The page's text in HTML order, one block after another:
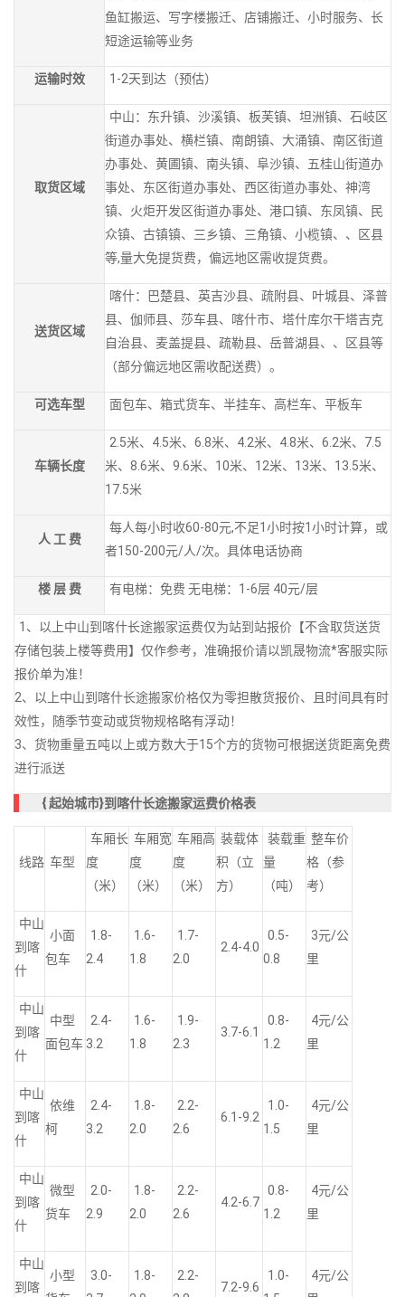
鱼缸搬运、写字楼搬迁、店铺搬迁、小时服务、长
短途运输等业务
运输时效 1-2天到达（预估）
取货区域
中山：东升镇、沙溪镇、板芙镇、坦洲镇、石岐区
街道办事处、横栏镇、南朗镇、大涌镇、南区街道
办事处、黄圃镇、南头镇、阜沙镇、五桂山街道办
事处、东区街道办事处、西区街道办事处、神湾
镇、火炬开发区街道办事处、港口镇、东凤镇、民
众镇、古镇镇、三乡镇、三角镇、小榄镇、、区县
等,量大免提货费，偏远地区需收提货费。
送货区域
喀什：巴楚县、英吉沙县、疏附县、叶城县、泽普
县、伽师县、莎车县、喀什市、塔什库尔干塔吉克
自治县、麦盖提县、疏勒县、岳普湖县、、区县等
（部分偏远地区需收配送费）。
可选车型 面包车、箱式货车、半挂车、高栏车、平板车
车辆长度
2.5米、4.5米、6.8米、4.2米、4.8米、6.2米、7.5
米、8.6米、9.6米、10米、12米、13米、13.5米、
17.5米
人 工 费
每人每小时收60-80元,不足1小时按1小时计算，或
者150-200元/人/次。具体电话协商
楼 层 费 有电梯：免费 无电梯：1-6层 40元/层
1、以上中山到喀什长途搬家运费仅为站到站报价【不含取货送货
存储包装上楼等费用】仅作参考，准确报价请以凯晟物流*客服实际
报价单为准！
2、以上中山到喀什长途搬家价格仅为零担散货报价、且时间具有时
效性，随季节变动或货物规格略有浮动！
3、货物重量五吨以上或方数大于15个方的货物可根据送货距离免费
进行派送
{ 起始城市}到喀什长途搬家运费价格表
线路 车型
车厢长
度
（米）
车厢宽
度
（米）
车厢高
度
（米）
装载体
积（立
方）
装载重
量
（吨）
整车价
格（参
考）
中山
到喀
什
小面
包车
1.8-
2.4
1.6-
1.8
1.7-
2.0
2.4-4.0
0.5-
0.8
3元/公
里
中山
到喀
什
中型
面包车
2.4-
3.2
1.6-
1.8
1.9-
2.3
3.7-6.1
0.8-
1.2
4元/公
里
中山
到喀
什
依维
柯
2.4-
3.2
1.8-
2.0
2.2-
2.6
6.1-9.2
1.0-
1.5
4元/公
里
中山
到喀
什
微型
货车
2.0-
2.9
1.8-
2.0
2.2-
2.6
4.2-6.7
0.8-
1.2
4元/公
里
中山
到喀
小型
3.0-
1.8-
2.2-
7.2-9.6
1.0-
4元/公